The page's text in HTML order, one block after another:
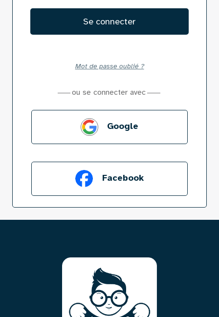
Mot de passe oublié ?
ou se connecter avec
Google
Facebook